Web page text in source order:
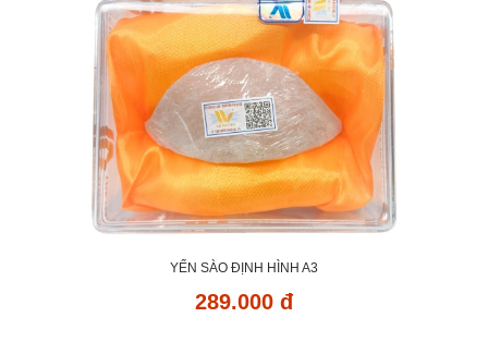
YẾN SÀO ĐỊNH HÌNH A3
289.000 đ